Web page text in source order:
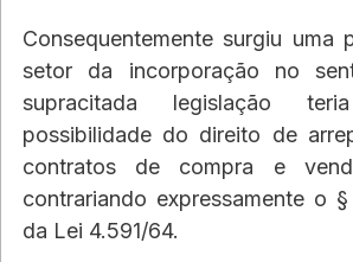
Consequentemente surgiu uma
setor da incorporação no
supracitada legislação
possibilidade do direito de
contratos de compra e
contrariando expressamente o
da Lei 4.591/64.